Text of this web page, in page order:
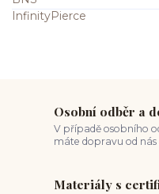
Osobní odběr a
V případě osobního
máte dopravu od
Materiály s